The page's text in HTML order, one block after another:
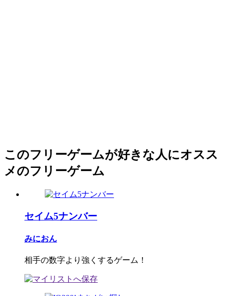
このフリーゲームが好きな人にオスス
メのフリーゲーム
セイム5ナンバー
みにおん
相手の数字より強くするゲーム！